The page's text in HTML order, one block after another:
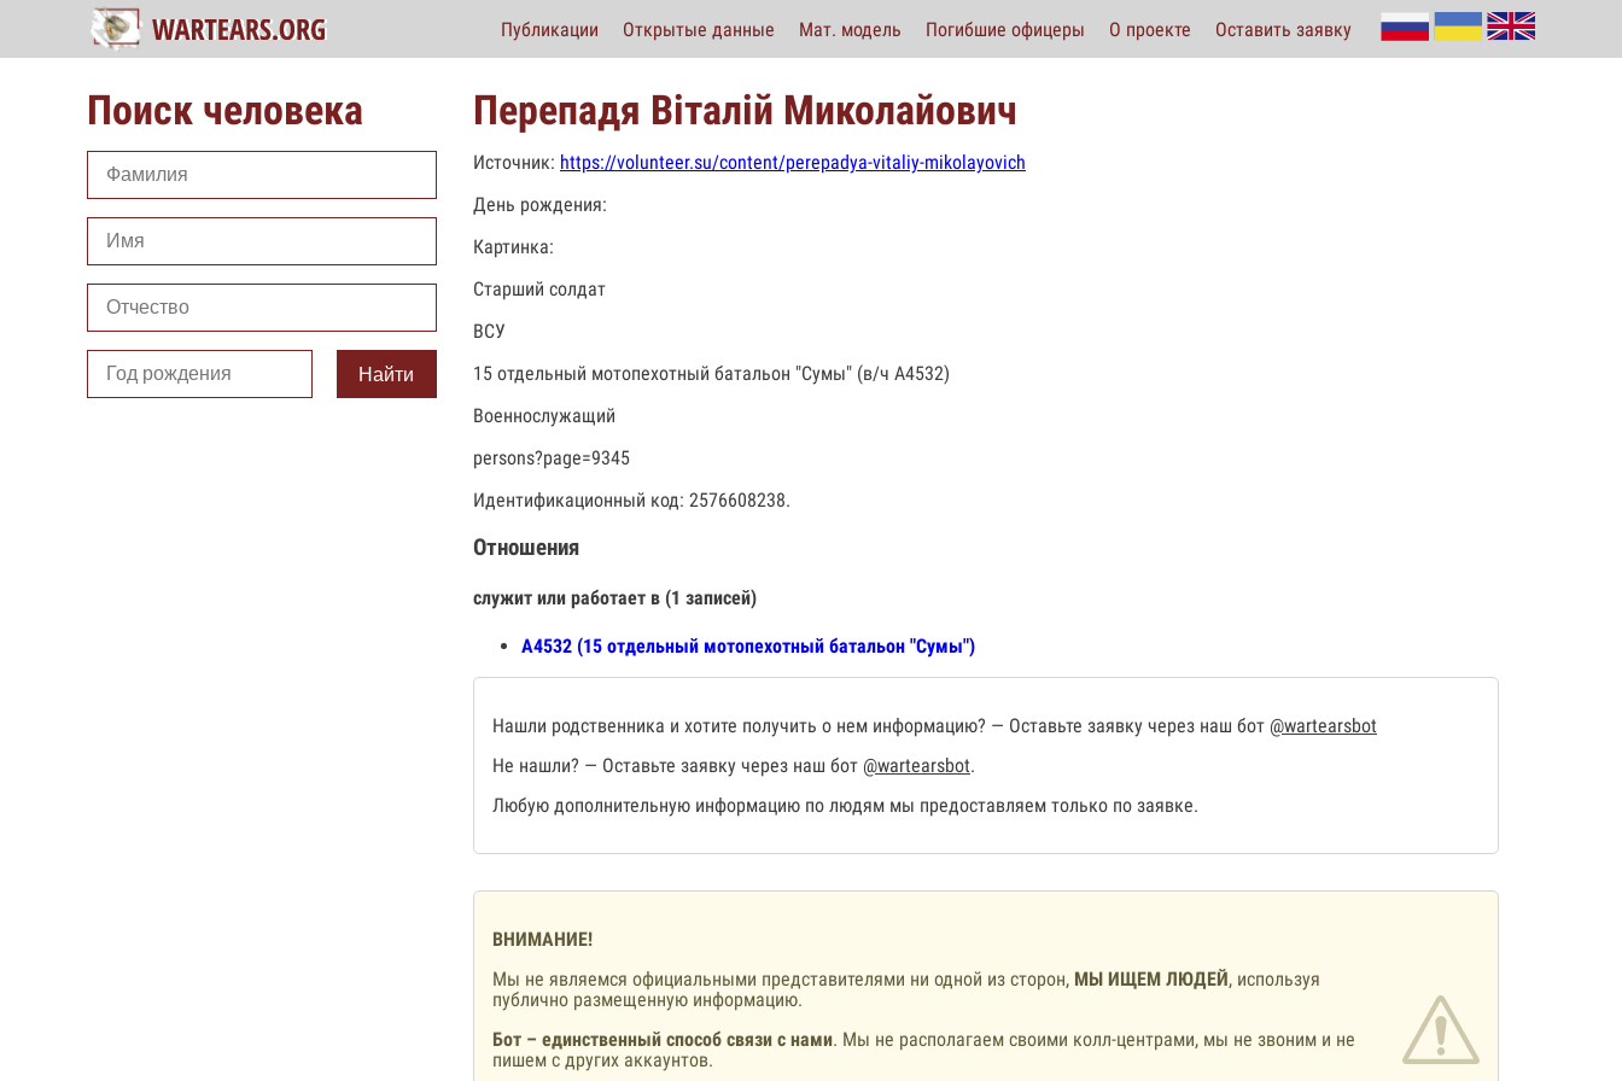
Публикации Открытые данные Мат. модель Погибшие офицеры О проекте Оставить заявку
Поиск человека
Найти
Перепадя Віталій Миколайович
Источник: https://volunteer.su/content/perepadya-vitaliy-mikolayovich
День рождения:
Картинка:
Старший солдат
ВСУ
15 отдельный мотопехотный батальон "Сумы" (в/ч А4532)
Военнослужащий
persons?page=9345
Идентификационный код: 2576608238.
Отношения
служит или работает в (1 записей)
А4532 (15 отдельный мотопехотный батальон "Сумы")
Нашли родственника и хотите получить о нем информацию? — Оставьте заявку через наш бот @wartearsbot
Не нашли? — Оставьте заявку через наш бот @wartearsbot.
Любую дополнительную информацию по людям мы предоставляем только по заявке.
ВНИМАНИЕ!
Мы не являемся официальными представителями ни одной из сторон, МЫ ИЩЕМ ЛЮДЕЙ, используя
публично размещенную информацию.
Бот – единственный способ связи с нами. Мы не располагаем своими колл-центрами, мы не звоним и не
пишем с других аккаунтов.